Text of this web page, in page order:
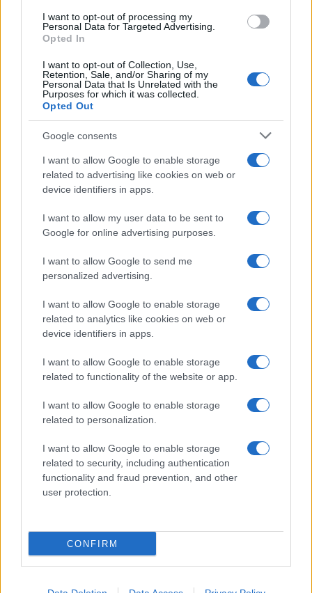
consent section.
I want to opt-out of processing my
Personal Data for Targeted Advertising.
Opted In
I want to opt-out of Collection, Use,
Retention, Sale, and/or Sharing of my
Personal Data that Is Unrelated with the
Purposes for which it was collected.
Opted Out
Google consents
I want to allow Google to enable storage
related to advertising like cookies on web or
device identifiers in apps.
I want to allow my user data to be sent to
Google for online advertising purposes.
I want to allow Google to send me
personalized advertising.
I want to allow Google to enable storage
related to analytics like cookies on web or
device identifiers in apps.
I want to allow Google to enable storage
related to functionality of the website or app.
I want to allow Google to enable storage
related to personalization.
I want to allow Google to enable storage
related to security, including authentication
functionality and fraud prevention, and other
user protection.
CONFIRM
CHI SIAMO CONTATTI PUBBLICITÀ LAVORA CON NOI
OTTO CHANNEL
Iscritto al Registro degli Operatori di Comunicazione n. 37512
© Riproduzione Riservata – Ne è consentita esclusivamente una
riproduzione parziale con citazione della fonte corretta